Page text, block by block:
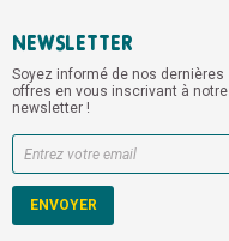
NEWSLETTER
Soyez informé de nos dernières
offres en vous inscrivant à notre
newsletter !